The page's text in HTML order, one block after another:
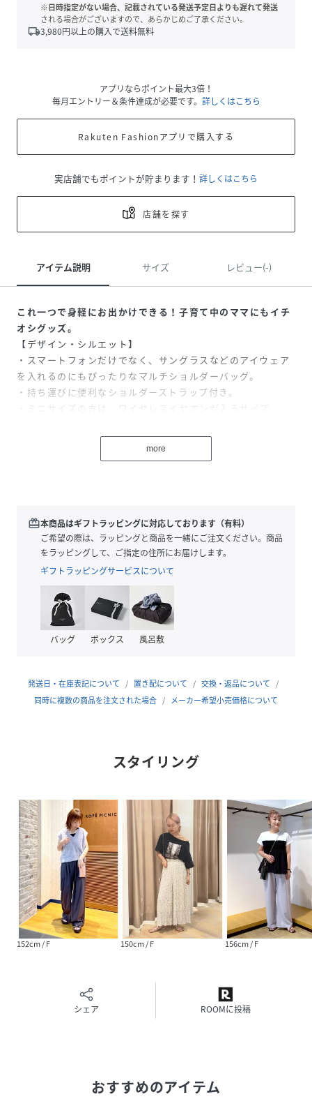
※日時指定がない場合、記載されている発送予定日よりも遅れて発送
される場合がございますので、あらかじめご了承ください。
local_shipping3,980円以上の購入で送料無料
アプリならポイント最大3倍！
毎月エントリー＆条件達成が必要です。 詳しくはこちら
Rakuten Fashionアプリで購入する
実店舗でもポイントが貯まります！ 詳しくはこちら
店舗を探す
アイテム説明 サイズ レビュー(-)
これ一つで身軽にお出かけできる！子育て中のママにもイチ
オシグッズ。
【デザイン・シルエット】
・スマートフォンだけでなく、サングラスなどのアイウェア
を入れるのにもぴったりなマルチショルダーバッグ。
・持ち運びに便利なショルダーストラップ付き。
・ミニサイズの方は、ワイヤレスイヤホンが入るサイズ。
・ブラック、シルバーのクールな2色をラインナップ。
違う場合がございます。
※素材の特性上、シワができます。予めご了承いただきます
ようお願い致します。
性別タイプ
原産国
ブラック（01）：中国製｜その他（96）：中国
製
（パイピング部分） ナイロン 100% （裏地） ポ
リエステル 100% （金属部分） 亜鉛合金｜その
他（96）：（表地） ポリエステル 100% （パイ
(GIX64120-01-099 MK4293)
more
redeem本商品はギフトラッピングに対応しております（有料）
ご希望の際は、ラッピングと商品を一緒にご注文ください。商品
をラッピングして、ご指定の住所にお届けします。
ギフトラッピングサービスについて
バッグ ボックス 風呂敷
発送日・在庫表記について 置き配について
交換・返品について
同時に複数の商品を注文された場合
メーカー希望小売価格について
スタイリング
152cm / F 150cm / F 156cm / F
シェア ROOMに投稿
おすすめのアイテム